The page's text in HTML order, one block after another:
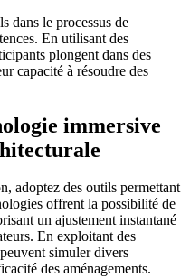
dans le processus de
En utilisant des
plongent dans des
capacité à résoudre des
immersive
adoptez des outils permettant
offrent la possibilité de
un ajustement instantané
En exploitant des
simuler divers
des aménagements.